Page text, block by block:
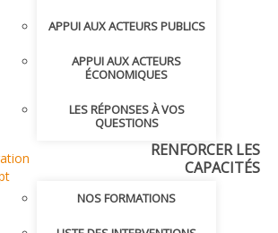
APPUI AUX ACTEURS PUBLICS
APPUI AUX ACTEURS
ÉCONOMIQUES
LES RÉPONSES À VOS
QUESTIONS
RENFORCER LES
CAPACITÉS
NOS FORMATIONS